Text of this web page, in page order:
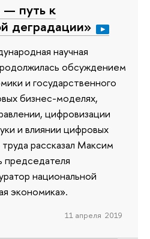
— путь к
деградации»
научная
обсуждением
и государственного
бизнес-моделях,
цифровизации
и влиянии цифровых
рассказал Максим
председателя
национальной
экономика».
11 апреля 2019